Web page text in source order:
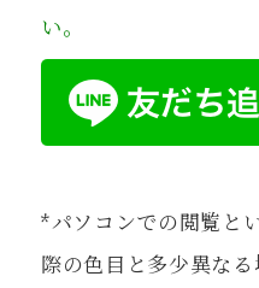
い。
*パソコンでの閲覧と
際の色目と多少異な